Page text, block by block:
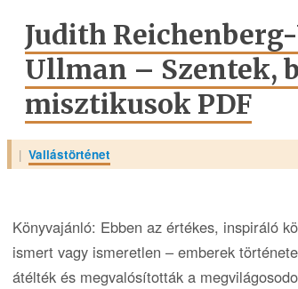
Judith
Ullman – Szentek,
misztikusok PDF
| Vallástörténet
Könyvajánló: Ebben az értékes, inspiráló
ismert vagy ismeretlen – emberek
átélték és megvalósították a